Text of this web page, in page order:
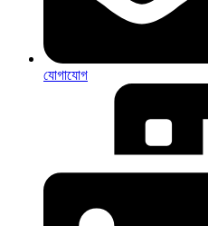
যোগাযোগ